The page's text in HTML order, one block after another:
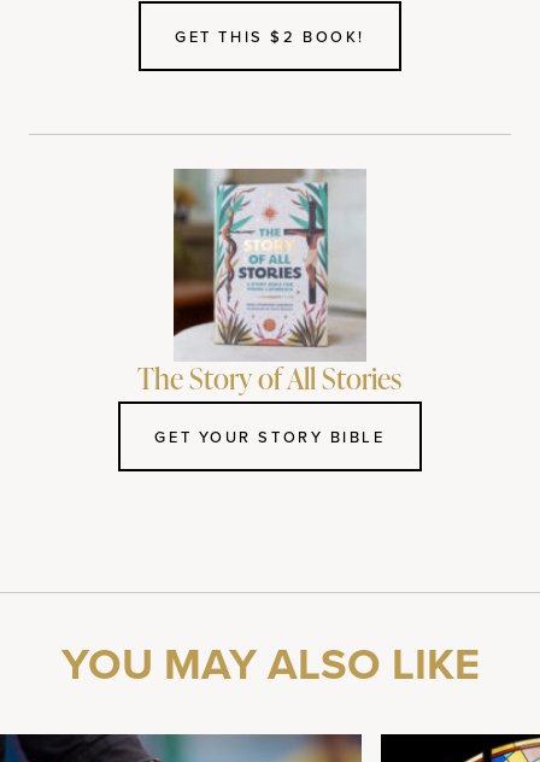
GET THIS $2 BOOK!
The Story of All Stories
GET YOUR STORY BIBLE
YOU MAY ALSO LIKE